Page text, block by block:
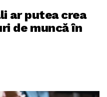
ar putea crea
de muncă în